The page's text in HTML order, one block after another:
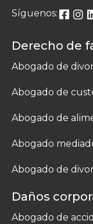
Síguenos:
Derecho de
Abogado de
Abogado de
Abogado de
Abogado
Abogado de
Daños
Abogado de